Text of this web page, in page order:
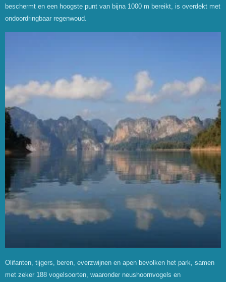
beschermt en een hoogste punt van bijna 1000 m bereikt, is overdekt met
ondoordringbaar regenwoud.
Olifanten, tijgers, beren, everzwijnen en apen bevolken het park, samen
met zeker 188 vogelsoorten, waaronder neushoornvogels en